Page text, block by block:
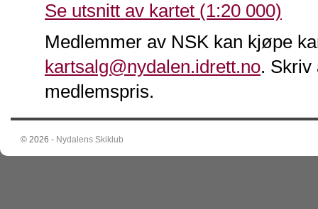
Se utsnitt av kartet (1:20 000)
Medlemmer av NSK kan kjøpe
kartsalg@nydalen.idrett.no. Skriv
medlemspris.
© 2026 - Nydalens Skiklub